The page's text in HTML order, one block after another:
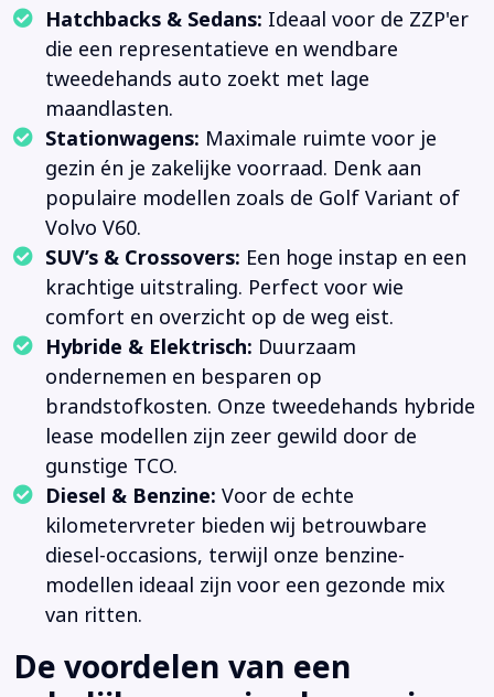
Hatchbacks & Sedans: Ideaal voor de ZZP'er
die een representatieve en wendbare
tweedehands auto zoekt met lage
maandlasten.
Stationwagens: Maximale ruimte voor je
gezin én je zakelijke voorraad. Denk aan
populaire modellen zoals de Golf Variant of
Volvo V60.
SUV’s & Crossovers: Een hoge instap en een
krachtige uitstraling. Perfect voor wie
comfort en overzicht op de weg eist.
Hybride & Elektrisch: Duurzaam
ondernemen en besparen op
brandstofkosten. Onze tweedehands hybride
lease modellen zijn zeer gewild door de
gunstige TCO.
Diesel & Benzine: Voor de echte
kilometervreter bieden wij betrouwbare
diesel-occasions, terwijl onze benzine-
modellen ideaal zijn voor een gezonde mix
van ritten.
De voordelen van een